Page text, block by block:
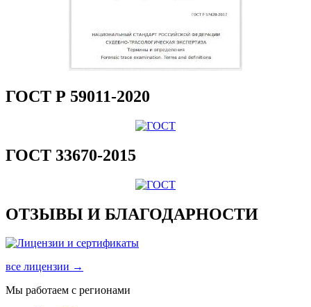
ГОСТ Р 59011-2020
ГОСТ 33670-2015
ОТЗЫВЫ И БЛАГОДАРНОСТИ
все лицензии →
Мы работаем с регионами